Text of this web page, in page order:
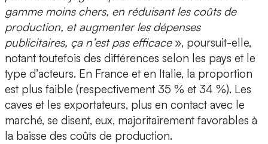
gamme moins chers, en réduisant les coûts de
production, et augmenter les dépenses
publicitaires, ça n’est pas efficace», poursuit-elle,
notant toutefois des différences selon les pays et le
type d’acteurs. En France et en Italie, la proportion
est plus faible (respectivement 35 % et 34 %). Les
caves et les exportateurs, plus en contact avec le
marché, se disent, eux, majoritairement favorables à
la baisse des coûts de production.